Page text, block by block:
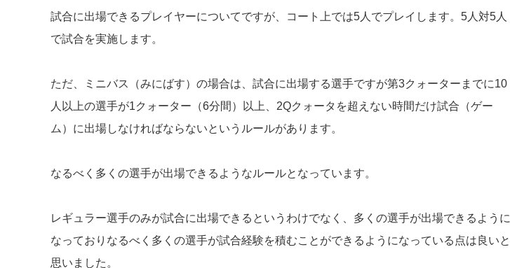
試合に出場できるプレイヤーについてですが、コート上では5人でプレイします。5人対5人
で試合を実施します。
ただ、ミニバス（みにばす）の場合は、試合に出場する選手ですが第3クォーターまでに10
人以上の選手が1クォーター（6分間）以上、2Qクォータを超えない時間だけ試合（ゲー
ム）に出場しなければならないというルールがあります。
なるべく多くの選手が出場できるようなルールとなっています。
レギュラー選手のみが試合に出場できるというわけでなく、多くの選手が出場できるように
なっておりなるべく多くの選手が試合経験を積むことができるようになっている点は良いと
思いました。